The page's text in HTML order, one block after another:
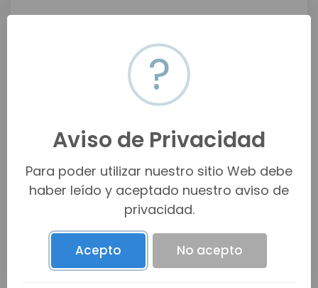
?
Aviso de Privacidad
Para poder utilizar nuestro sitio Web debe
haber leído y aceptado nuestro aviso de
privacidad.
Acepto No acepto